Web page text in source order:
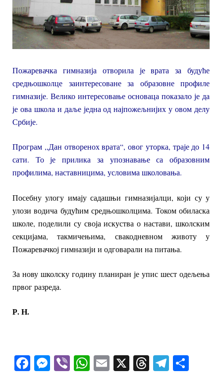
Пожаревачка гимназија отворила је врата за будуће
средњошколце заинтересоване за образовне профиле
гимназије. Велико интересовање основаца показало је да
је ова школа и даље једна од најпожељнијих у овом делу
Србије.
Програм ,,Дан отворенох врата“, овог уторка, траје до 14
сати. То је прилика за упознавање са образовним
профилима, наставницима, условима школовања.
Посебну улогу имају садашњи гимназијалци, који су у
улози водича будућим средњошколцима. Током обиласка
школе, поделили су своја искуства о настави, школским
секцијама, такмичењима, свакодневном животу у
Пожаревачкој гимназији и одговарали на питања.
За нову школску годину планиран је упис шест одељења
првог разреда.
Р. Н.
Facebook
Messenger
ViberWhatsApp
Email
X Threads